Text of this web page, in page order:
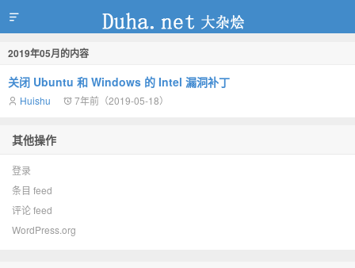
duha.net
2019年05月的内容
关闭 Ubuntu 和 Windows 的 Intel 漏洞补丁
Huishu 7年前（2019-05-18）
其他操作
登录
条目 feed
评论 feed
WordPress.org